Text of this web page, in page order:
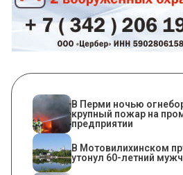
​В Перми ночью
крупный пожар на
предприятии
В Мотовилихинском
утонул 60-летний